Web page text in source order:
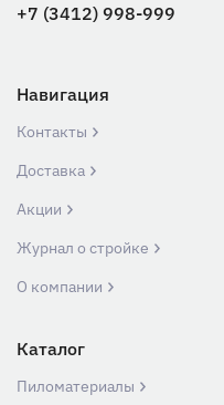
+7 (3412) 998-999
Навигация
Контакты
Доставка
Акции
Журнал о стройке
О компании
Каталог
Пиломатериалы